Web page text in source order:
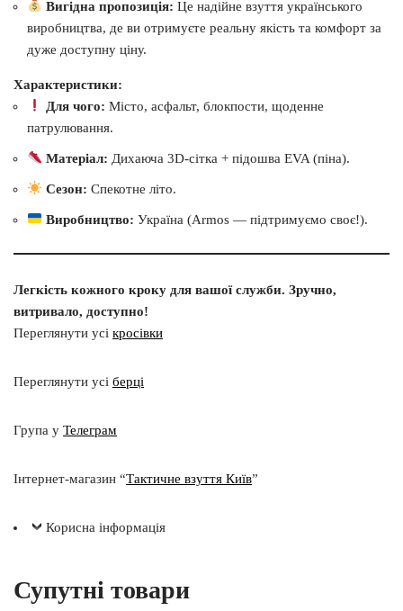
Вигідна пропозиція: Це надійне взуття українського
виробництва, де ви отримуєте реальну якість та комфорт за
дуже доступну ціну.
Характеристики:
Для чого: Місто, асфальт, блокпости, щоденне
патрулювання.
Матеріал: Дихаюча 3D-сітка + підошва EVA (піна).
Сезон: Спекотне літо.
Виробництво: Україна (Armos — підтримуємо своє!).
Легкість кожного кроку для вашої служби. Зручно,
витривало, доступно!
Переглянути усі кросівки
Переглянути усі берці
Група у Телеграм
Інтернет-магазин “Тактичне взуття Київ”
Корисна інформація
Супутні товари